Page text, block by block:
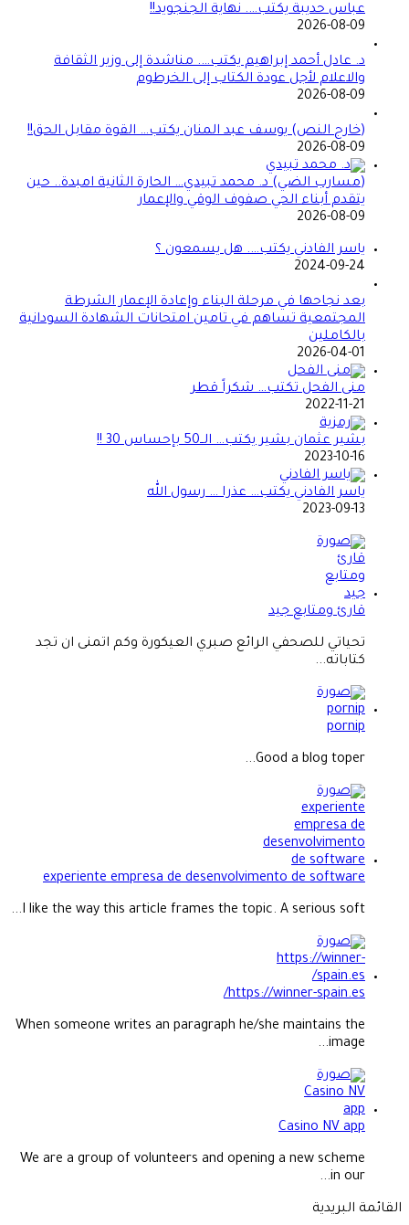
عباس حديبة يكتب…. نهاية الجنجويد!!
2026-08-09
د. عادل أحمد إبراهيم يكتب…. مناشدة إلى وزير الثقافة
والاعلام لأجل عودة الكتاب إلى الخرطوم
2026-08-09
(خارج النص) يوسف عبد المنان يكتب… القوة مقابل الحق!!
2026-08-09
(مسارب الضي) د. محمد تبيدي… الحارة الثانية امبدة.. حين
يتقدم أبناء الحي صفوف الوقي والإعمار
2026-08-09
ياسر الفادني يكتب…. هل يسمعون ؟
2024-09-24
بعد نجاحها في مرحلة البناء وإعادة الإعمار الشرطة
المجتمعية تساهم في تامين امتحانات الشهادة السودانية
بالكاملين
2026-04-01
منى الفحل تكتب… شكراً قطر
2022-11-21
بشير عثمان بشير يكتب… الــ50 بإحساس 30 !!
2023-10-16
ياسر الفادني يكتب… عذرا … رسول الله
2023-09-13
قارئ ومتابع جيد
تحياتي للصحفي الرائع صبري العيكورة وكم اتمنى ان تجد
كتاباته...
pornip
Good a blog toper...
experiente empresa de desenvolvimento de software
I like the way this article frames the topic. A serious soft...
https://winner-spain.es/
When someone writes an paragraph he/she maintains the
image...
Casino NV app
We are a group of volunteers and opening a new scheme
in our...
القائمة البريدية